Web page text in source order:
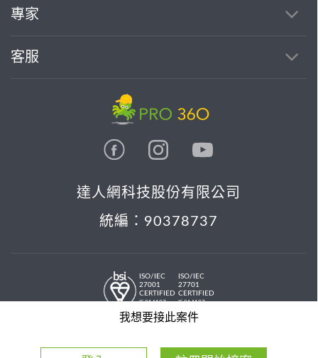
我想要接此案件
專家
客服
達人網科技股份有限公司
統編：90378737
ISO/IEC
27001
CERTIFIED
IS 814197
ISO/IEC
27701
CERTIFIED
IS 814197
© 2026 PRO36O. All rights reserved.